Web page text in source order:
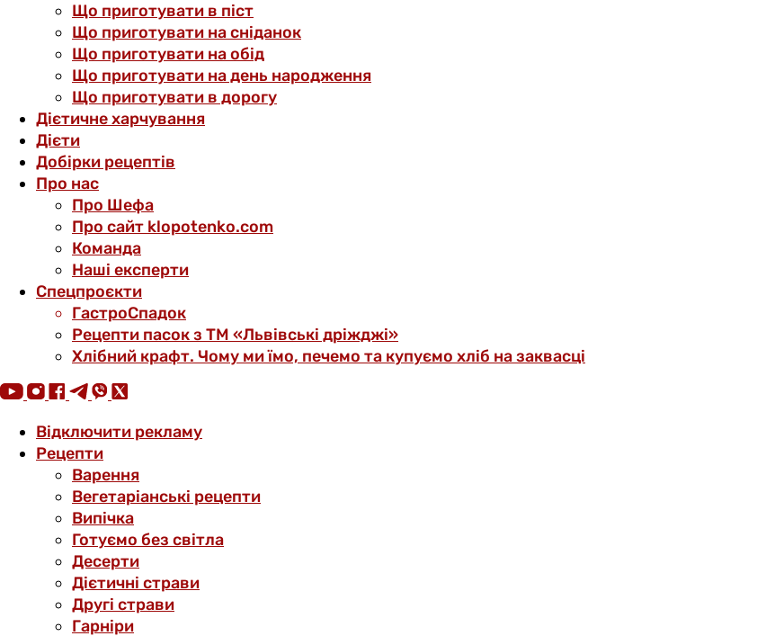
Що приготувати в піст
Що приготувати на сніданок
Що приготувати на обід
Що приготувати на день народження
Що приготувати в дорогу
Дієтичне харчування
Дієти
Добірки рецептів
Про нас
Про Шефа
Про сайт klopotenko.com
Команда
Наші експерти
Спецпроєкти
ГастроСпадок
Рецепти пасок з ТМ «Львівські дріжджі»
Хлібний крафт. Чому ми їмо, печемо та купуємо хліб на заквасці
Відключити рекламу
Рецепти
Варення
Вегетаріанські рецепти
Випічка
Готуємо без світла
Десерти
Дієтичні страви
Другі страви
Гарніри